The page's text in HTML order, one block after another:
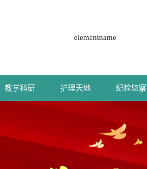
elementname
教学科研 护理天地 纪检监察